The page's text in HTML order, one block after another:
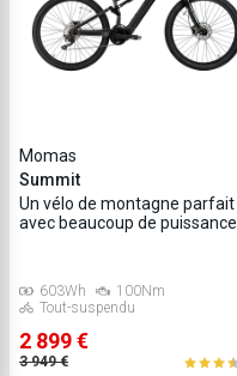
Momas
Summit
Un vélo de montagne parfait
avec beaucoup de puissance
603Wh
100Nm
Tout-suspendu
2 899 €
3 949 €